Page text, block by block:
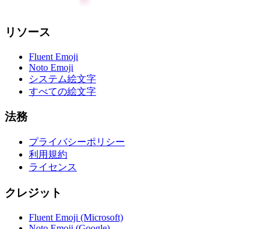
リソース
Fluent Emoji
Noto Emoji
システム絵文字
すべての絵文字
法務
プライバシーポリシー
利用規約
ライセンス
クレジット
Fluent Emoji (Microsoft)